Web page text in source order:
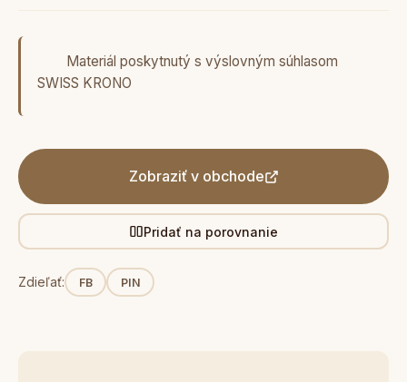
Materiál poskytnutý s výslovným súhlasom
SWISS KRONO
Zobraziť v obchode
Pridať na porovnanie
Zdieľať: FB PIN